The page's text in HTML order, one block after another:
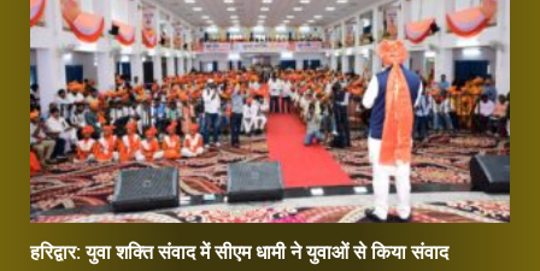
हरिद्वार: युवा शक्ति संवाद में सीएम धामी ने युवाओं से किया संवाद